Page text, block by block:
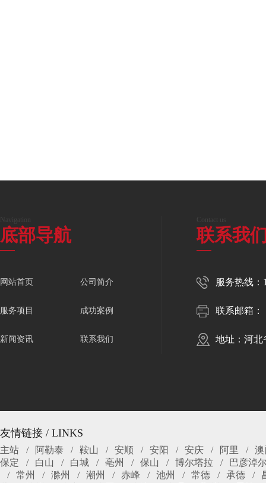
底部导航
网站首页 公司简介
服务项目 成功案例
新闻资讯 联系我们
联系我
服务热线：
联系邮箱：
地址：河北
友情链接 / LINKS
主站 阿勒泰 鞍山 安顺 安阳 安庆 阿里
澳
保定
白山 白城 亳州 保山 博尔塔拉
巴彦淖
常州
滁州 潮州 赤峰 池州 常德 承德